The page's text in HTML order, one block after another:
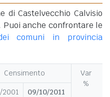
di Castelvecchio Calvisio
Puoi anche confrontare le
comuni in provincia
Censimento
Var
%
2001
09/10/2011